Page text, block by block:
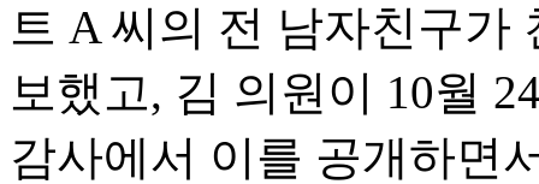
트 A 씨의 전 남자친구가
보했고, 김 의원이 10월
감사에서 이를 공개하면